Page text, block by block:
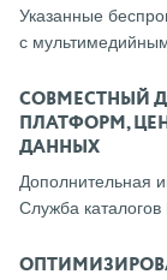
Указанные
с
СОВМЕСТНЫЙ
ПЛАТФОРМ,
ДАННЫХ
Дополнительная
Служба